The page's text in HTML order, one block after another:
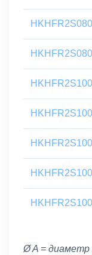
Ø A =